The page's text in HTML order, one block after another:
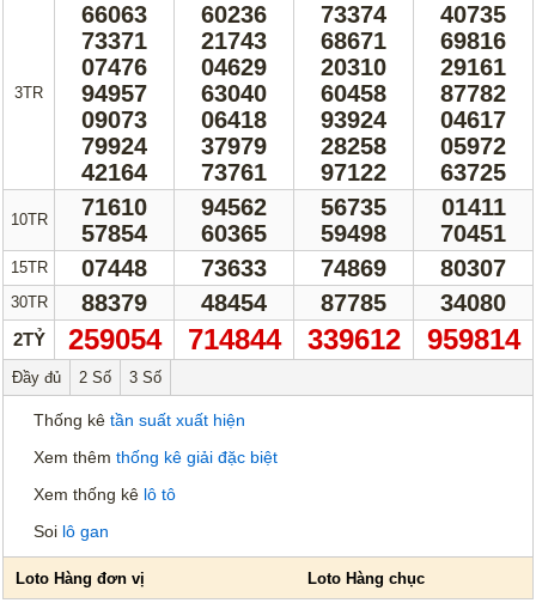
Thần Tài 4
Sớ Đầu Đuôi
Miền Nam Miền Trung
Miền Bắc
Thống Kê
Thống Kê Lô Lô Gan
Giải Đặc Biệt Kiểm Tra Gan Cực Đại
Tần Suất Tần Suất Chi Tiết
Lotto 5/35 Mega 6/45
Power 6/55
In Vé Dò
Miền Nam Miền Trung
3TR
66063
73371
07476
94957
09073
79924
42164
60236
21743
04629
63040
06418
37979
73761
73374
68671
20310
60458
93924
28258
97122
40735
69816
29161
87782
04617
05972
63725
10TR
71610
57854
94562
60365
56735
59498
01411
70451
15TR 07448 73633 74869 80307
30TR 88379 48454 87785 34080
2TỶ 259054 714844 339612 959814
Đầy đủ 2 Số 3 Số
Thống kê tần suất xuất hiện
Xem thêm thống kê giải đặc biệt
Xem thống kê lô tô
Soi lô gan